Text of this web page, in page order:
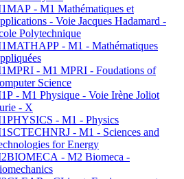
- M1 Mathématiques et
- Voie Jacques Hadamard -
Polytechnique
- M1 - Mathématiques
- M1 MPRI - Foudations of
Science
- M1 Physique - Voie Irène Joliot
- X
- M1 - Physics
- M1 - Sciences and
for Energy
- M2 Biomeca -